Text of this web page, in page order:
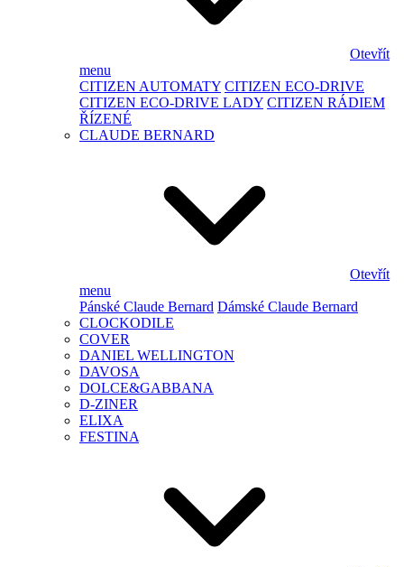
Otevřít
menu
CITIZEN AUTOMATY CITIZEN ECO-DRIVE
CITIZEN ECO-DRIVE LADY CITIZEN RÁDIEM
ŘÍZENÉ
CLAUDE BERNARD
Otevřít
menu
Pánské Claude Bernard Dámské Claude Bernard
CLOCKODILE
COVER
DANIEL WELLINGTON
DAVOSA
DOLCE&GABBANA
D-ZINER
ELIXA
FESTINA